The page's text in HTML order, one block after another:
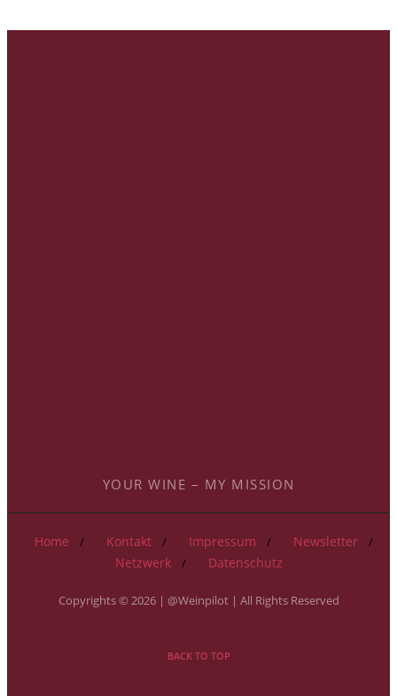
YOUR WINE – MY MISSION
Home Kontakt Impressum
Newsletter
Netzwerk
Datenschutz
Copyrights © 2026 | @Weinpilot | All Rights Reserved
BACK TO TOP